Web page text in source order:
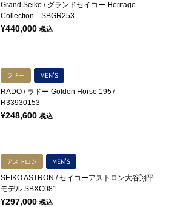
Grand Seiko / グランドセイコー Heritage
Collection SBGR253
¥440,000 税込
ラドー MEN'S
RADO / ラドー Golden Horse 1957
R33930153
¥248,600 税込
アストロン MEN'S
SEIKO ASTRON / セイコーアストロン大谷翔平
モデル SBXC081
¥297,000 税込